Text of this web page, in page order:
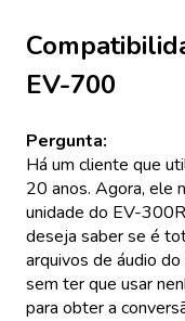
EV-700
Pergunta:
Há um cliente que
20 anos. Agora, ele
unidade do EV-
deseja saber se é
arquivos de áudio
sem ter que usar
para obter a